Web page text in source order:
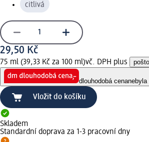
citlivá
29,50 Kč
75 ml (39,33 Kč za 100 ml)vč. DPH plus
dlouhodobá cenanebyla
Vložit do košíku
Skladem
Standardní doprava za 1-3 pracovní dny